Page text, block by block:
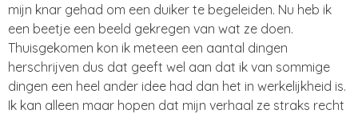
mijn knar gehad om een duiker te begeleiden. Nu heb ik
een beetje een beeld gekregen van wat ze doen.
Thuisgekomen kon ik meteen een aantal dingen
herschrijven dus dat geeft wel aan dat ik van sommige
dingen een heel ander idee had dan het in werkelijkheid is.
Ik kan alleen maar hopen dat mijn verhaal ze straks recht